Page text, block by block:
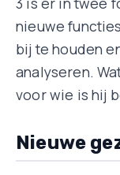
nieuwe
bij te houden
analyseren.
voor wie is hij
Nieuwe